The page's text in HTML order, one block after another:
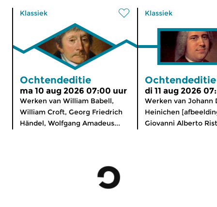
Klassiek
Ochtendeditie
ma 10 aug 2026 07:00 uur
Werken van William Babell,
William Croft, Georg Friedrich
Händel, Wolfgang Amadeus...
Klassiek
Ochtendeditie
di 11 aug 2026
Werken van Johann
Heinichen
Giovanni Alberto